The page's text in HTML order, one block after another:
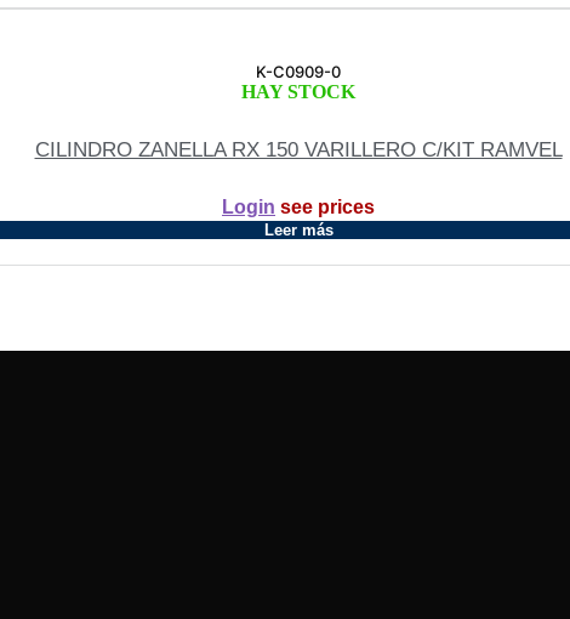
K-C0909-0
HAY STOCK
CILINDRO ZANELLA RX 150 VARILLERO C/KIT RAMVEL
Login see prices
Leer más